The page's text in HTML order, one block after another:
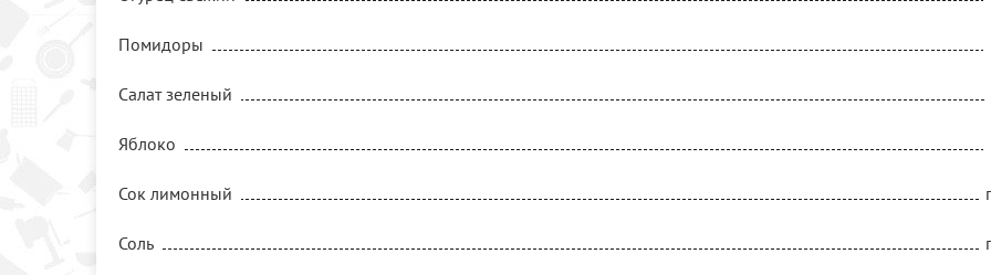
Помидоры
Салат зеленый
Яблоко
Сок лимонный
Соль